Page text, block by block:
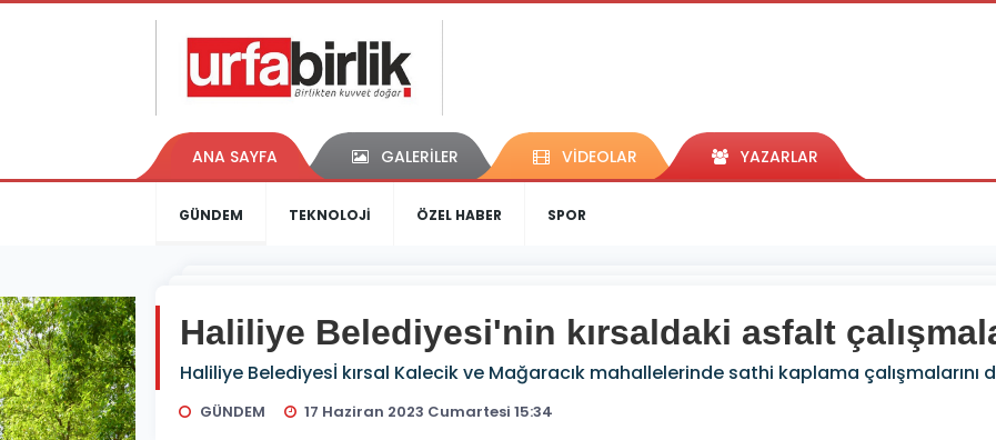
ANA SAYFA GALERİLER VİDEOLAR YAZARLAR
GÜNDEM TEKNOLOJİ ÖZEL HABER SPOR
Haliliye Belediyesi'nin kırsaldaki asfalt
Haliliye Belediyesİ kırsal Kalecik ve Mağaracık mahallelerinde sathi kaplama çalışmalarını
GÜNDEM 17 Haziran 2023 Cumartesi 15:34